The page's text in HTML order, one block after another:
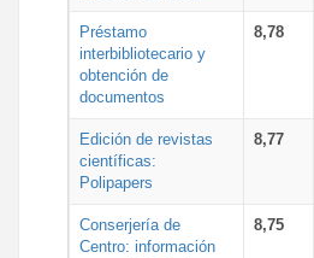
Préstamo
interbibliotecario y
obtención de
documentos
8,78
Edición de revistas
científicas:
Polipapers
8,77
Conserjería de
Centro: información
8,75